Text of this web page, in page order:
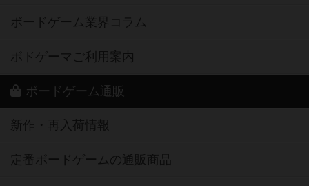
ボードゲーム業界コラム
ボドゲーマご利用案内
ボードゲーム通販
新作・再入荷情報
定番ボードゲームの通販商品